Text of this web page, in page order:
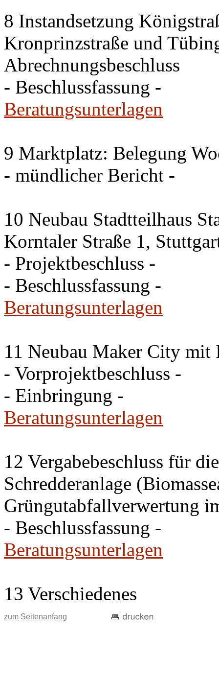
8 Instandsetzung
Kronprinzstraße und
Abrechnungsbeschluss
- Beschlussfassung -
Beratungsunterlagen
9 Marktplatz: Belegung
- mündlicher Bericht -
10 Neubau Stadtteilhaus
Korntaler Straße 1,
- Projektbeschluss -
- Beschlussfassung -
Beratungsunterlagen
11 Neubau Maker City mit
- Vorprojektbeschluss -
- Einbringung -
Beratungsunterlagen
12 Vergabebeschluss für
Schredderanlage
Grüngutabfallverwertung
- Beschlussfassung -
Beratungsunterlagen
13 Verschiedenes
zum Seitenanfang